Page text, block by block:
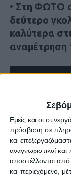
Εμείς και οι
πρόσβαση σε
και
αναγνωριστικοί
αποστέλλονται από
και περιεχόμενο,
• Στη ΦΩΤΟ
δεύτερο
καλύτερα
αναμέτρηση